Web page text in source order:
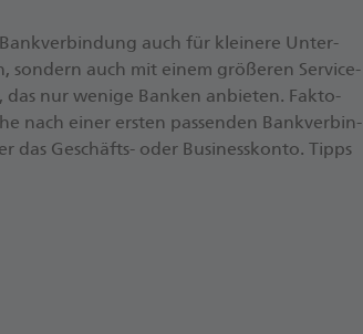
auch für klei­ne­re Un­ter­
son­dern auch mit einem grö­ße­ren Ser­vice­
nur we­ni­ge Ban­ken an­bie­ten. Fak­to­
nach einer ers­ten pas­sen­den Bank­ver­bin­
Geschäfts-​ oder Busi­ness­kon­to. Tipps